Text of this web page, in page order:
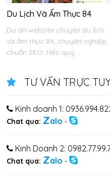
Du Lịch Và Ẩm Thực 84
Dự án website chuyên du lịch
và ẩm thực 84, chuyên nghiệp,
chuẩn SEO. Nếu quý ...
TƯ VẤN TRỰC
Kinh doanh 1:
Chat qua: Zalo -
Kinh Doanh 2:
Chat qua: Zalo -